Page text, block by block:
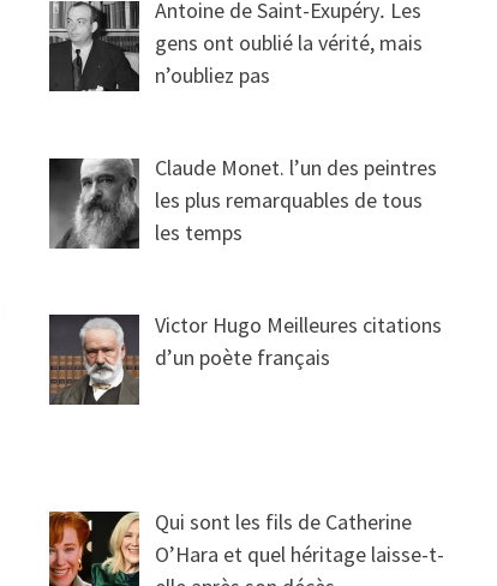
Antoine de Saint-Exupéry․ Les
gens ont oublié la vérité, mais
n’oubliez pas
Claude Monet. l’un des peintres
les plus remarquables de tous
les temps
Victor Hugo Meilleures citations
d’un poète français
Qui sont les fils de Catherine
O’Hara et quel héritage laisse-t-